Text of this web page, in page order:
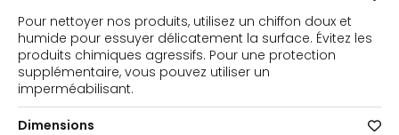
Pour nettoyer nos produits, utilisez un chiffon doux et
humide pour essuyer délicatement la surface. Évitez les
produits chimiques agressifs. Pour une protection
supplémentaire, vous pouvez utiliser un
imperméabilisant.
Dimensions